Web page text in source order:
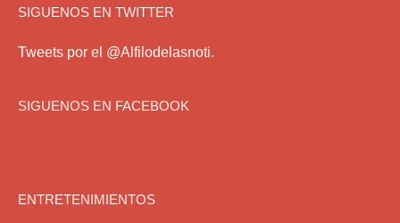
SIGUENOS EN TWITTER
Tweets por el @Alfilodelasnoti.
SIGUENOS EN FACEBOOK
ENTRETENIMIENTOS